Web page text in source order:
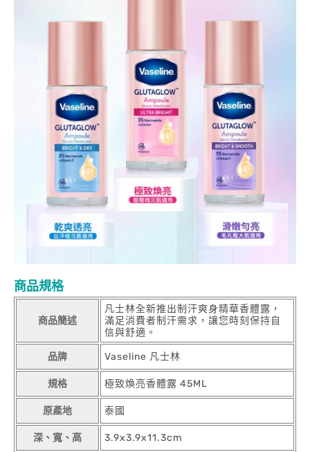
商品規格
商品簡述
凡士林全新推出制汗爽身精華香體露，
滿足消費者制汗需求，讓您時刻保持自
信與舒適。
品牌 Vaseline 凡士林
規格 極致煥亮香體露 45ML
原產地 泰國
深、寬、高 3.9x3.9x11.3cm